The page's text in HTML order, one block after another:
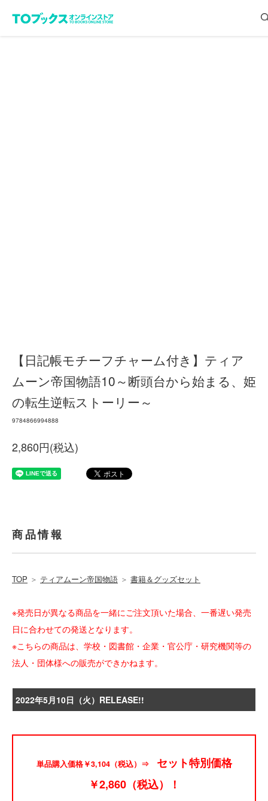
【日記帳モチーフチャーム付き】ティア
ムーン帝国物語10～断頭台から始まる、姫
の転生逆転ストーリー～
9784866994888
2,860円(税込)
商品情報
TOP ＞ ティアムーン帝国物語 ＞ 書籍＆グッズセット
※発売日が異なる商品を一緒にご注文頂いた場合、一番遅い発売
日に合わせての発送となります。
※こちらの商品は、学校・図書館・企業・官公庁・研究機関等の
法人・団体様への販売ができかねます。
2022年5月10日（火）RELEASE!!
単品購入価格￥3,104（税込）⇒ セット特別価格
￥2,860（税込）！